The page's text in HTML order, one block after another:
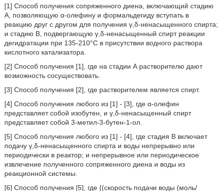
[1] Способ получения сопряженного диена, включающий стадию
А, позволяющую α-олефину и формальдегиду вступать в
реакцию друг с другом для получения γ,δ-ненасыщенного спирта;
и стадию В, подвергающую γ,δ-ненасыщенный спирт реакции
дегидратации при 135-210°С в присутствии водного раствора
кислотного катализатора.
[2] Способ получения [1], где на стадии А растворителю дают
возможность сосуществовать.
[3] Способ получения [2], где растворителем является спирт.
[4] Способ получения любого из [1] - [3], где α-олефин
представляет собой изобутен, и γ,δ-ненасыщенный спирт
представляет собой 3-метил-3-бутен-1-ол.
[5] Способ получения любого из [1] - [4], где стадия B включает
подачу γ,δ-ненасыщенного спирта и воды непрерывно или
периодически в реактор; и непрерывное или периодическое
извлечение полученного сопряженного диена и воды из
реакционной системы.
[6] Способ получения [5], где {(скорость подачи воды (моль/